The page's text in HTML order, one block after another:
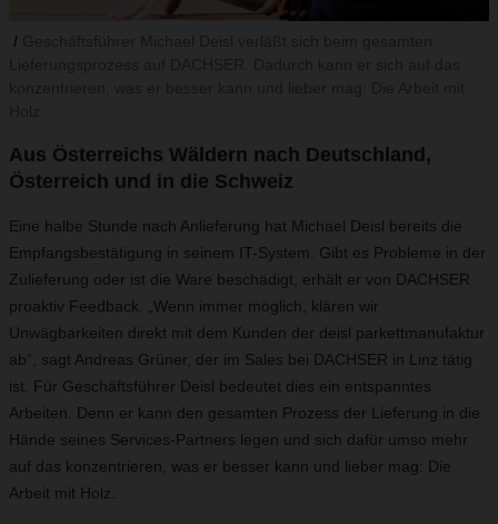
Aus Österreichs Wäldern nach Deutschland,
Österreich und in die Schweiz
Eine halbe Stunde nach Anlieferung hat Michael Deisl bereits die
Empfangsbestätigung in seinem IT-System. Gibt es Probleme in der
Zulieferung oder ist die Ware beschädigt, erhält er von DACHSER
proaktiv Feedback. „Wenn immer möglich, klären wir
Unwägbarkeiten direkt mit dem Kunden der deisl parkettmanufaktur
ab“, sagt Andreas Grüner, der im Sales bei DACHSER in Linz tätig
ist. Für Geschäftsführer Deisl bedeutet dies ein entspanntes
Arbeiten. Denn er kann den gesamten Prozess der Lieferung in die
Hände seines Services-Partners legen und sich dafür umso mehr
auf das konzentrieren, was er besser kann und lieber mag: Die
Arbeit mit Holz.